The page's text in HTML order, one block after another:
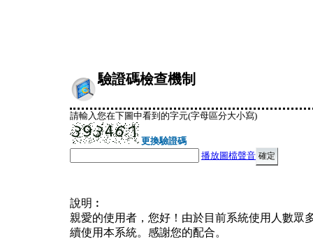
驗證碼檢查機制
請輸入您在下圖中看到的字元(字母區分大小寫)
更換驗證碼
播放圖檔聲音
說明︰
親愛的使用者，您好！由於目前系統使用人數眾
續使用本系統。感謝您的配合。